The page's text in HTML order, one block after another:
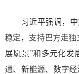
习近平强调，中
稳定，支持巴方走独
展愿景”和多元化发
通、新能源、数字